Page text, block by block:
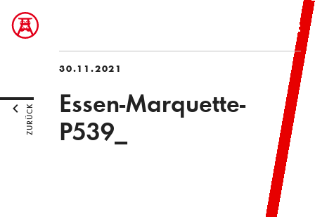
30.11.2021
Essen-Marquette-
P539_
ZURÜCK